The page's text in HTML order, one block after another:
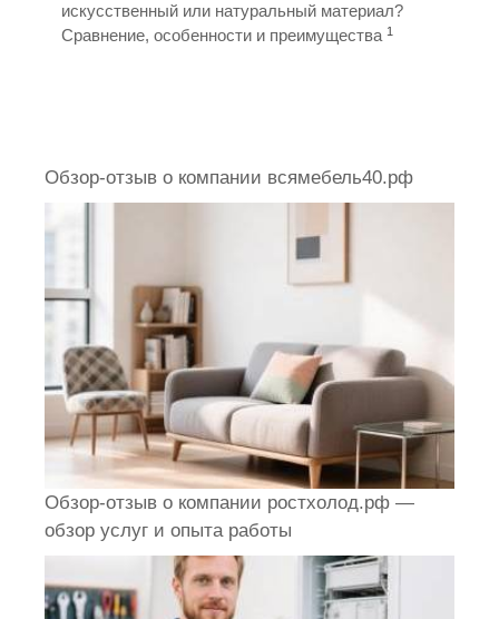
искусственный или натуральный материал?
Сравнение, особенности и преимущества 1
Обзор-отзыв о компании всямебель40.рф
Обзор-отзыв о компании ростхолод.рф —
обзор услуг и опыта работы